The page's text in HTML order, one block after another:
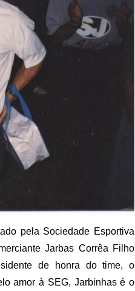
pela Sociedade Esportiva
Jarbas Corrêa Filho
de honra do time, o
amor à SEG, Jarbinhas é o